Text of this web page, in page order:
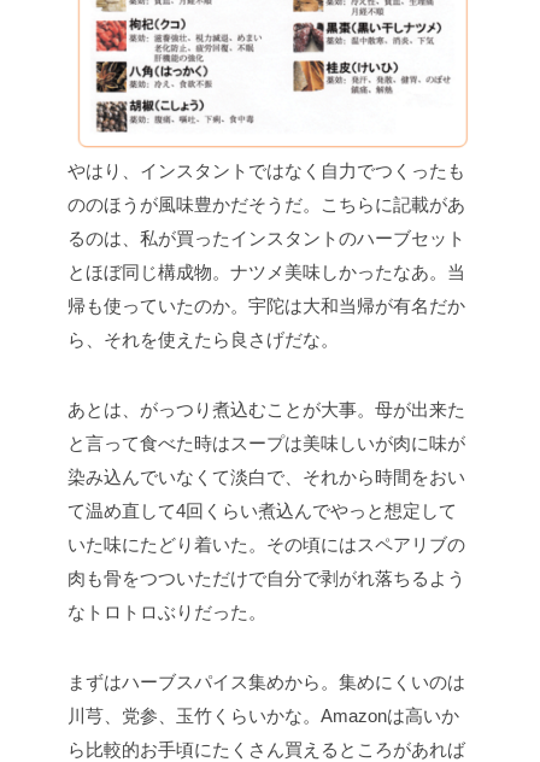
やはり、インスタントではなく自力でつくったも
ののほうが風味豊かだそうだ。こちらに記載があ
るのは、私が買ったインスタントのハーブセット
とほぼ同じ構成物。ナツメ美味しかったなあ。当
帰も使っていたのか。宇陀は大和当帰が有名だか
ら、それを使えたら良さげだな。
あとは、がっつり煮込むことが大事。母が出来た
と言って食べた時はスープは美味しいが肉に味が
染み込んでいなくて淡白で、それから時間をおい
て温め直して4回くらい煮込んでやっと想定して
いた味にたどり着いた。その頃にはスペアリブの
肉も骨をつついただけで自分で剥がれ落ちるよう
なトロトロぶりだった。
まずはハーブスパイス集めから。集めにくいのは
川芎、党参、玉竹くらいかな。Amazonは高いか
ら比較的お手頃にたくさん買えるところがあれば